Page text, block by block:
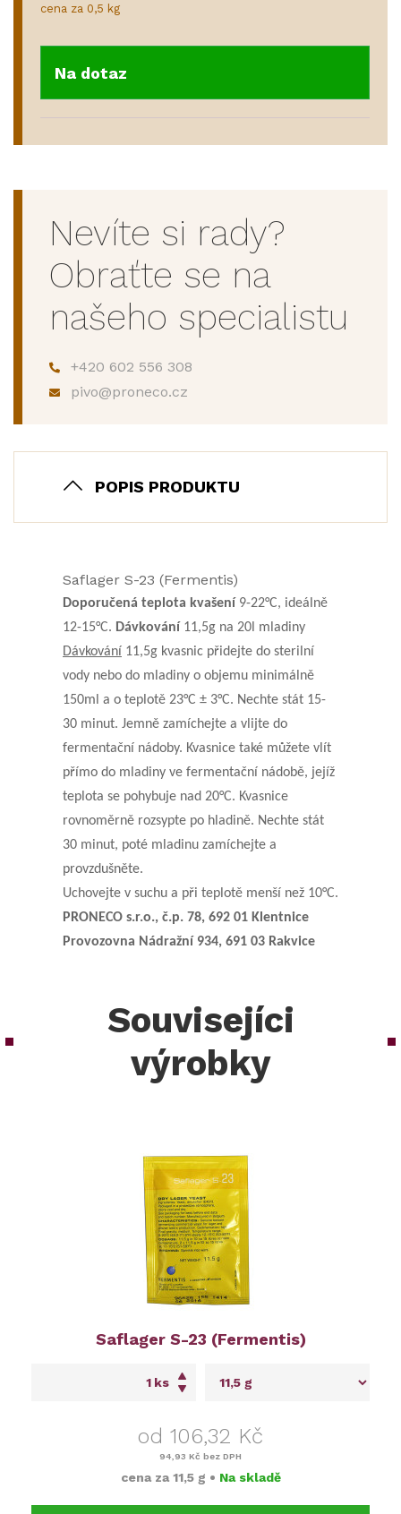
cena za 0,5 kg
Na dotaz
Nevíte si rady?
Obraťte se na
našeho specialistu
+420 602 556 308
pivo@proneco.cz
POPIS PRODUKTU
Saflager S-23 (Fermentis)
Doporučená teplota kvašení 9-22°C, ideálně
12-15°C. Dávkování 11,5g na 20l mladiny
Dávkování 11,5g kvasnic přidejte do sterilní
vody nebo do mladiny o objemu minimálně
150ml a o teplotě 23°C ± 3°C. Nechte stát 15-
30 minut. Jemně zamíchejte a vlijte do
fermentační nádoby. Kvasnice také můžete vlít
přímo do mladiny ve fermentační nádobě, jejíž
teplota se pohybuje nad 20°C. Kvasnice
rovnoměrně rozsypte po hladině. Nechte stát
30 minut, poté mladinu zamíchejte a
provzdušněte.
Uchovejte v suchu a při teplotě menší než 10°C.
PRONECO s.r.o., č.p. 78, 692 01 Klentnice
Provozovna Nádražní 934, 691 03 Rakvice
Souvisejíci
výrobky
Saflager S-23 (Fermentis)
ks
od 106,32 Kč
94,93 Kč bez DPH
cena za 11,5 g • Na skladě